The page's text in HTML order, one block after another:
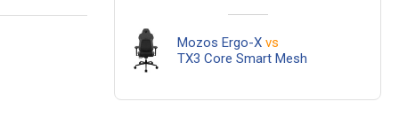
Mozos Ergo-X vs
ТX3 Core Smart Mesh